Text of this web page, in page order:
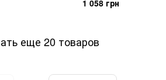
1 058 грн
еще 20 товаров